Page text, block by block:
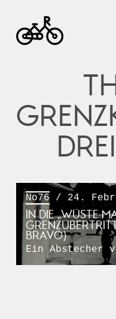
No76 / 24.
IN DIE „WÜSTE
BRAVO)
Ein Abstecher